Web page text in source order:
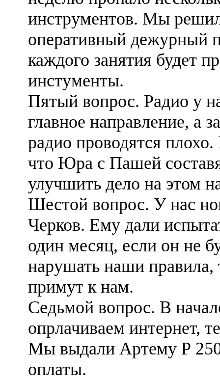
инструментов. Мы
оперативный дежурный
каждого занятия будет
инстументы.
Пятый вопрос. Радио у
главное направление, а
радио проводятся
что Юра с Пашей
улучшить дело на этом
Шестой вопрос. У нас
Черков. Ему дали
один месяц, если он не
нарушать наши правила,
примут к нам.
Седьмой вопрос. В
опрлачиваем интернет,
Мы выдали Артему Р
оплаты.